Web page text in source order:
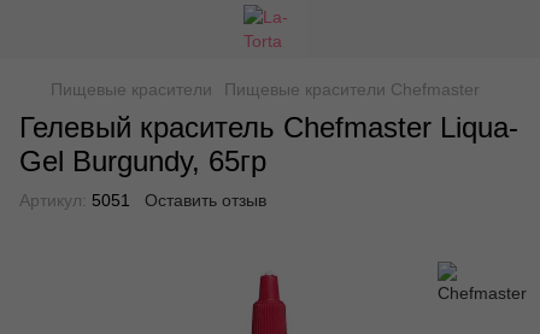
Пищевые красители Пищевые красители Chefmaster
Гелевый краситель Chefmaster Liqua-
Gel Burgundy, 65гр
Артикул: 5051 Оставить отзыв